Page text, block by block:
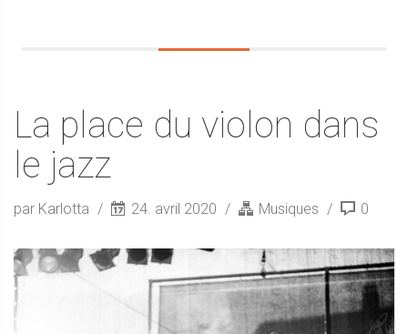
La place du violon dans
le jazz
par Karlotta 24. avril 2020 Musiques 0